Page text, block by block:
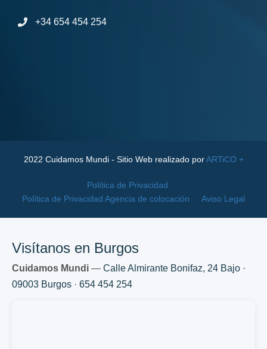
+34 654 454 254
2022 Cuidamos Mundi - Sitio Web realizado porARTiCO +
Política de Privacidad
Política de Privacidad Agencia de colocación
Aviso Legal
Visítanos en Burgos
Cuidamos Mundi — Calle Almirante Bonifaz, 24 Bajo ·
09003 Burgos · 654 454 254